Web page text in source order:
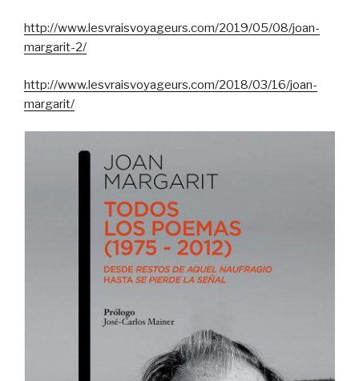
http://www.lesvraisvoyageurs.com/2019/05/08/joan-
margarit-2/
http://www.lesvraisvoyageurs.com/2018/03/16/joan-
margarit/